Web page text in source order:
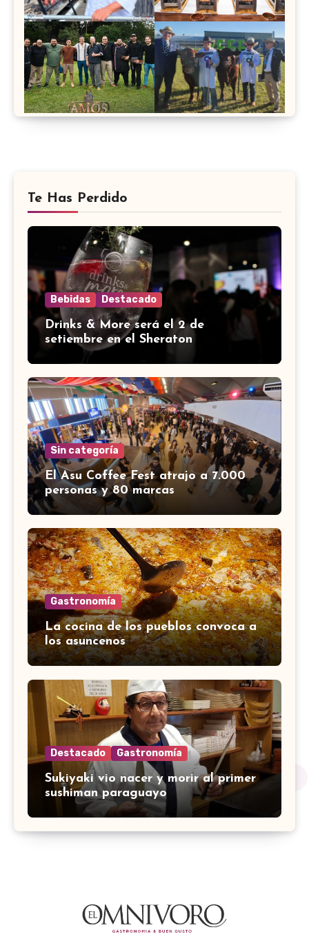
Te Has Perdido
Bebidas Destacado
Drinks & More será el 2 de
setiembre en el Sheraton
Sin categoría
El Asu Coffee Fest atrajo a 7.000
personas y 80 marcas
Gastronomía
La cocina de los pueblos convoca a
los asuncenos
Destacado Gastronomía
Sukiyaki vio nacer y morir al primer
sushiman paraguayo